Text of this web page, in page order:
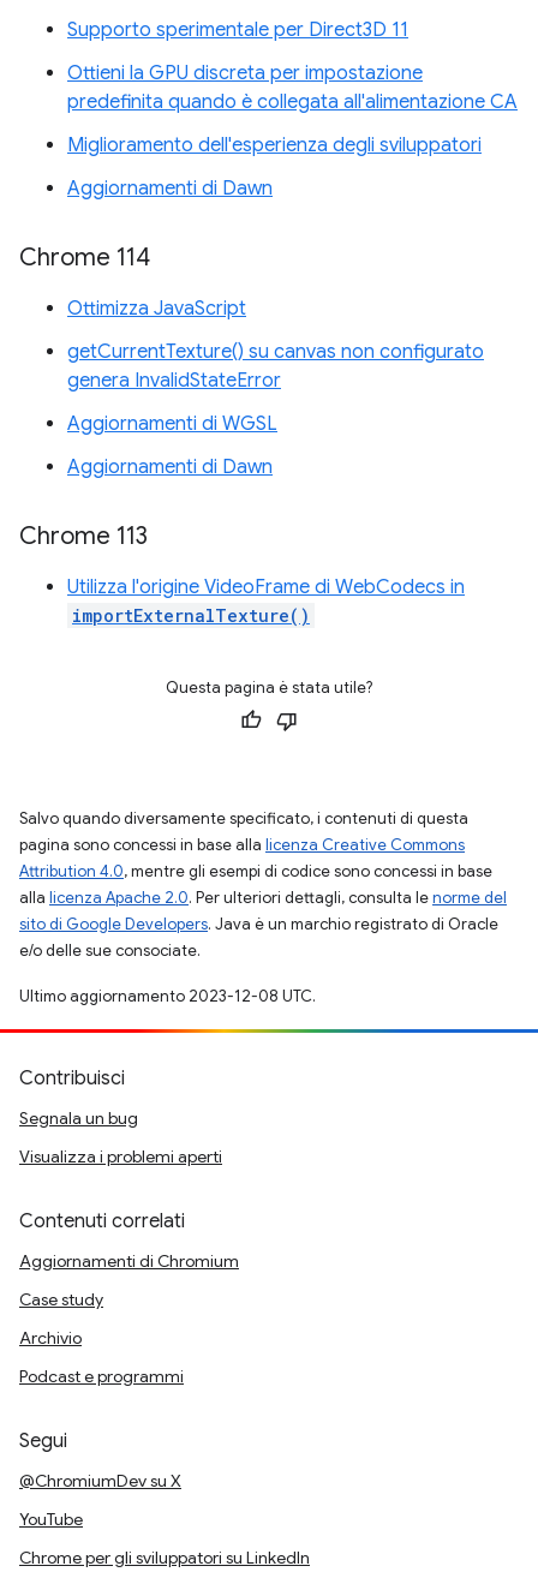
Supporto sperimentale per Direct3D 11
Ottieni la GPU discreta per impostazione
predefinita quando è collegata all'alimentazione CA
Miglioramento dell'esperienza degli sviluppatori
Aggiornamenti di Dawn
Chrome 114
Ottimizza JavaScript
getCurrentTexture() su canvas non configurato
genera InvalidStateError
Aggiornamenti di WGSL
Aggiornamenti di Dawn
Chrome 113
Utilizza l'origine VideoFrame di WebCodecs in
importExternalTexture()
Questa pagina è stata utile?
Salvo quando diversamente specificato, i contenuti di questa
pagina sono concessi in base alla licenza Creative Commons
Attribution 4.0, mentre gli esempi di codice sono concessi in base
alla licenza Apache 2.0. Per ulteriori dettagli, consulta lenorme del
sito di Google Developers. Java è un marchio registrato di Oracle
e/o delle sue consociate.
Ultimo aggiornamento 2023-12-08 UTC.
Contribuisci
Segnala un bug
Visualizza i problemi aperti
Contenuti correlati
Aggiornamenti di Chromium
Case study
Archivio
Podcast e programmi
Segui
@ChromiumDev su X
YouTube
Chrome per gli sviluppatori su LinkedIn